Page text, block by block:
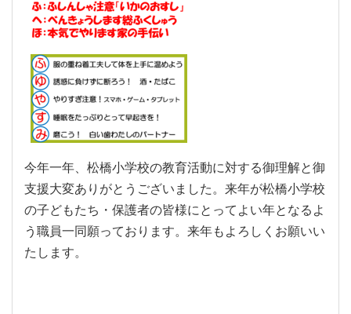
今年一年、松橋小学校の教育活動に対する御理解と御
支援大変ありがとうございました。来年が松橋小学校
の子どもたち・保護者の皆様にとってよい年となるよ
う職員一同願っております。来年もよろしくお願いい
たします。